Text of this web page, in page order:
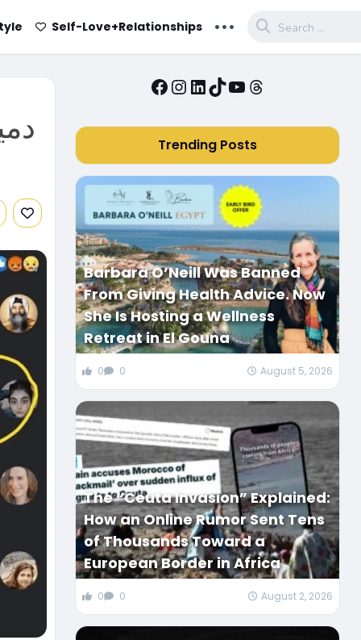
Self-Love+Relationships ...
Facebook
Instagram
LinkedIn
TikTok
YouTube
Threads
Trending Posts
Barbara O’Neill Was Banned
From Giving Health Advice. Now
She Is Hosting a Wellness
Retreat in El Gouna
0 0 August 5, 2026
The “Ceuta Invasion” Explained:
How an Online Rumor Sent Tens
of Thousands Toward a
European Border in Africa
0 0 August 2, 2026